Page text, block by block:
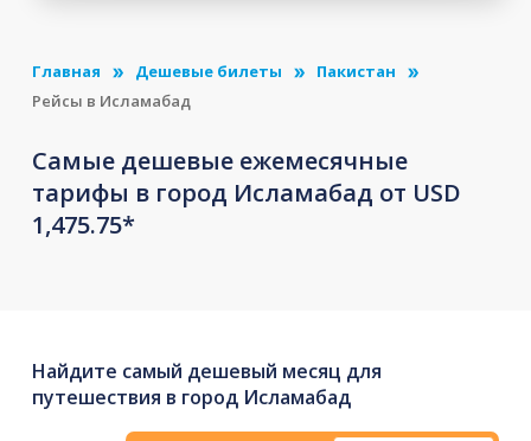
Главная Дешевые билеты
Пакистан
Рейсы в Исламабад
Самые дешевые ежемесячные
тарифы в город Исламабад от USD
1,475.75*
Найдите самый дешевый месяц для
путешествия в город Исламабад